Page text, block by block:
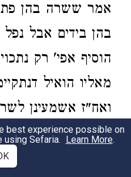
אמר ששרה בהן
בהן בידים אבל
הוסיף אפי' רק
מאליו הואיל
ואח"ז אשמעינן
(כיון דלא נתכוין
כשרים אף לדידיה
best experience possible on
using Sefaria. Learn More.